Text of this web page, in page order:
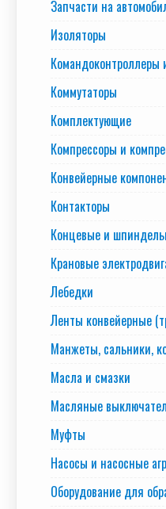
Запчасти на
Изоляторы
Командоконтроллеры
Коммутаторы
Комплектующие
Компрессоры и
Конвейерные
Контакторы
Концевые и
Крановые
Лебедки
Ленты конвейерные
Манжеты, сальники,
Масла и смазки
Масляные
Муфты
Насосы и насосные
Оборудование для